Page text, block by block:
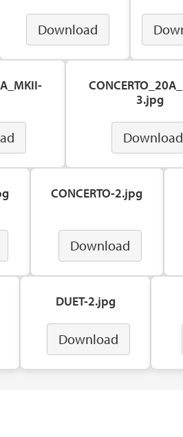
Download
3.jpg
Download
CONCERTO-2.jpg
Download
DUET-2.jpg
Download